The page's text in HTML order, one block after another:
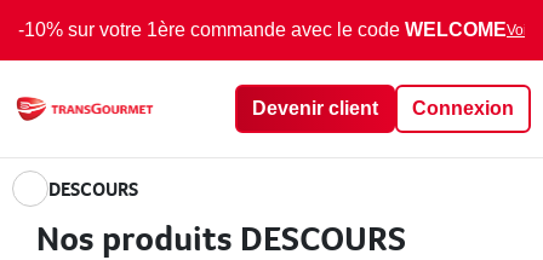
-10% sur votre 1ère commande avec le code WELCOMEVoir
Devenir client Connexion
DESCOURS
Nos produits DESCOURS